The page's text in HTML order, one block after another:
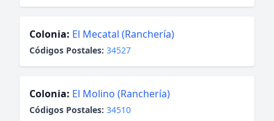
Colonia: El Mecatal (Ranchería)
Códigos Postales: 34527
Colonia: El Molino (Ranchería)
Códigos Postales: 34510